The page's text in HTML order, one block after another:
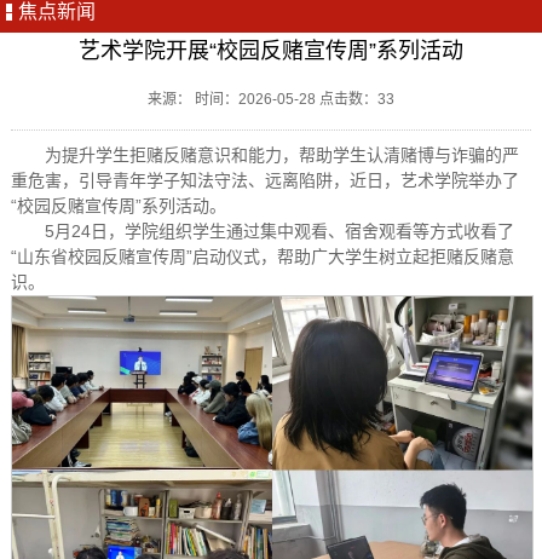
焦点新闻
艺术学院开展“校园反赌宣传周”系列活动
来源： 时间：2026-05-28 点击数： 33
为提升学生拒赌反赌意识和能力，帮助学生认清赌博与诈骗的严
重危害，引导青年学子知法守法、远离陷阱，近日，艺术学院举办了
“校园反赌宣传周”系列活动。
5月24日，学院组织学生通过集中观看、宿舍观看等方式收看了
“山东省校园反赌宣传周”启动仪式，帮助广大学生树立起拒赌反赌意
识。